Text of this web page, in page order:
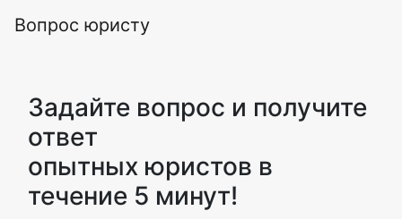
Вопрос юристу
Задайте вопрос и получите
ответ
опытных юристов в
течение 5 минут!